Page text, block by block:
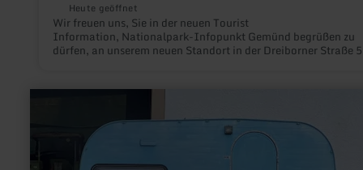
Heute geöffnet
Wir freuen uns, Sie in der neuen Tourist
Information, Nationalpark-Infopunkt Gemünd begrüßen zu
dürfen, an unserem neuen Standort in der Dreiborner Straße
Wohnmobilstellplätze
Christiansmühle